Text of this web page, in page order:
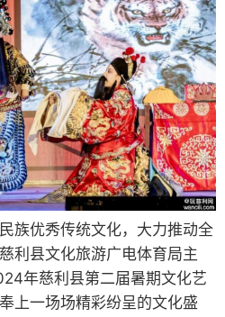
优秀传统文化，大力推动全
利县文化旅游广电体育局主
年慈利县第二届暑期文化艺
上一场场精彩纷呈的文化盛